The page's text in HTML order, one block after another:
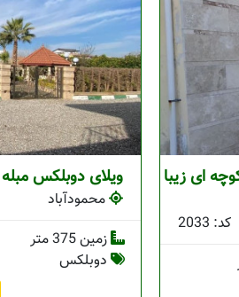
ای زیبا
کد: 2033
ویلای دوبلکس
محمودآباد
زمین 375 متر
دوبلکس